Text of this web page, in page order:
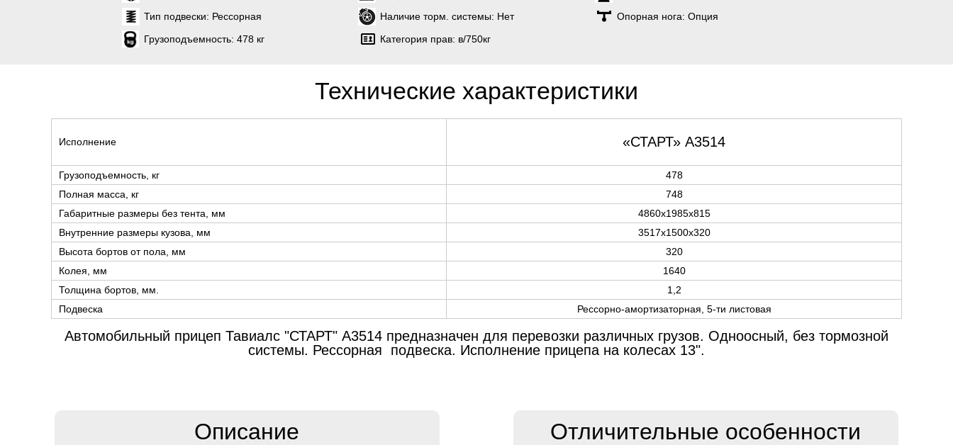
Тип подвески: Рессорная Наличие торм. системы: Нет Опорная нога: Опция
Грузоподъемность: 478 кг Категория прав: в/750кг
Технические характеристики
Исполнение «СТАРТ» A3514
Грузоподъемность, кг
478
Полная масса, кг
748
Габаритные размеры без тента, мм
4860х1985х815
Внутренние размеры кузова, мм
3517х1500х320
Высота бортов от пола, мм
320
Колея, мм
1640
Толщина бортов, мм.
1,2
Подвеска
Рессорно-амортизаторная, 5-ти листовая
Автомобильный прицеп Тавиалс "СТАРТ" А3514 предназначен для перевозки различных грузов. Одноосный, без тормозной
системы. Рессорная подвеска. Исполнение прицепа на колесах 13".
Описание Отличительные особенности